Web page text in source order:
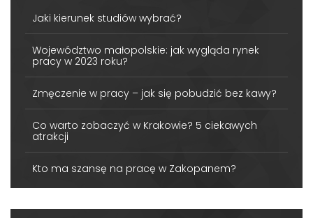
Jaki kierunek studiów wybrać?
Województwo małopolskie: jak wygląda rynek
pracy w 2023 roku?
Zmęczenie w pracy – jak się pobudzić bez kawy?
Co warto zobaczyć w Krakowie? 5 ciekawych
atrakcji
Kto ma szansę na pracę w Zakopanem?